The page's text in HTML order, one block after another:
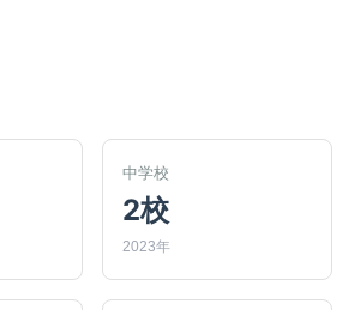
中学校
2校
2023年